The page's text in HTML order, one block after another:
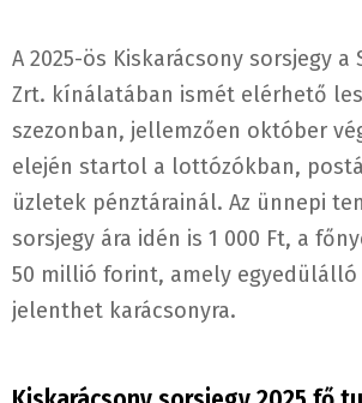
A 2025-ös Kiskarácsony sorsjegy a
Zrt. kínálatában ismét elérhető
szezonban, jellemzően október
elején startol a lottózókban,
üzletek pénztárainál. Az ünnepi
sorsjegy ára idén is 1 000 Ft, a
50 millió forint, amely
jelenthet karácsonyra.​​